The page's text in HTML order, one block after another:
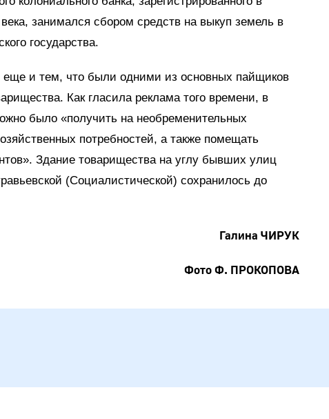
занимался сбором средств на выкуп земель в
государства.
еще и тем, что были одними из основных пайщиков
Как гласила реклама того времени, в
было «получить на необременительных
потребностей, а также помещать
Здание товарищества на углу бывших улиц
(Социалистической) сохранилось до
Галина ЧИРУК
Фото Ф. ПРОКОПОВА